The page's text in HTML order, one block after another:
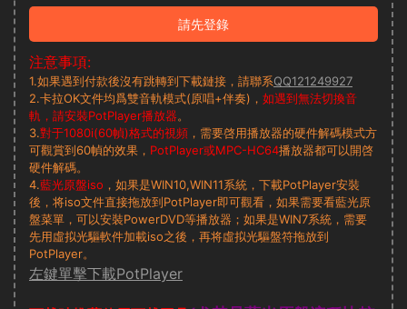
請先登錄
注意事項:
1.如果遇到付款後沒有跳轉到下載鏈接，請聯系QQ121249927
2.卡拉OK文件均爲雙音軌模式(原唱+伴奏)， 如遇到無法切換音
軌，請安裝PotPlayer播放器。
3.對于1080i(60幀)格式的視頻 ，需要啓用播放器的硬件解碼模式方
可觀賞到60幀的效果， PotPlayer或MPC-HC64播放器都可以開啓
硬件解碼。
4.藍光原盤iso ，如果是WIN10,WIN11系統，下載PotPlayer安裝
後，将iso文件直接拖放到PotPlayer即可觀看，如果需要看藍光原
盤菜單，可以安裝PowerDVD等播放器；如果是WIN7系統，需要
先用虛拟光驅軟件加載iso之後，再将虛拟光驅盤符拖放到
PotPlayer。
左鍵單擊下載PotPlayer